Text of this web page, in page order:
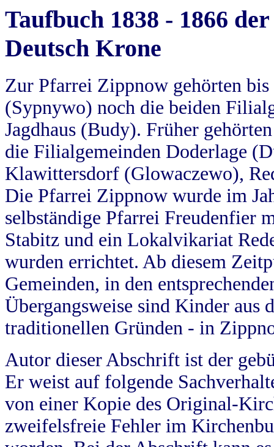
Taufbuch 1838 - 1866
Deutsch Krone
Zur Pfarrei Zippnow gehörten
(Sypnywo) noch die beiden
Jagdhaus (Budy). Früher
die Filialgemeinden Doderlage
Klawittersdorf (Glowaczewo),
Die Pfarrei Zippnow wurde im
selbständige Pfarrei Freudenfier
Stabitz und ein Lokalvikariat
wurden errichtet. Ab diesem
Gemeinden, in den
Übergangsweise sind Kinder aus
traditionellen Gründen - in
Autor dieser Abschrift ist der
Er weist auf folgende
von einer Kopie des Original-
zweifelsfreie Fehler im